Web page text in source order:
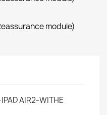
module)
AIR2-WITHE